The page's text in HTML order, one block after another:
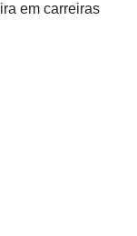
em carreiras